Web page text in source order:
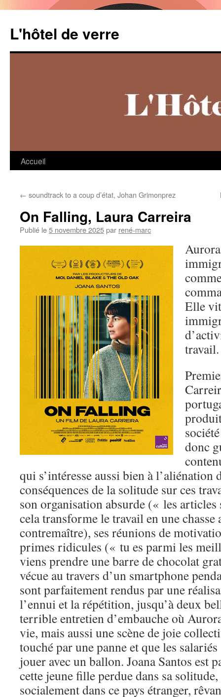
contenu
L'hôtel de verre
Accueil
← soundtrack to a coup d’état, Johan Grimonprez
On Falling, Laura Carreira
Publié le5 novembre 2025par rené-marc
Elle
travail.
donc
qui s’intéresse aussi bien à l’aliénation
conséquences de la solitude sur ces
son organisation absurde (« les articles
cela transforme le travail en une
contremaître), ses réunions de
primes ridicules (« tu es parmi les
viens prendre une barre de chocolat
vécue au travers d’un smartphone
sont parfaitement rendus par une
l’ennui et la répétition, jusqu’à deux
terrible entretien d’embauche où
vie, mais aussi une scène de joie
touché par une panne et que les
jouer avec un ballon. Joana Santos est
cette jeune fille perdue dans sa solitude,
socialement dans ce pays étranger,